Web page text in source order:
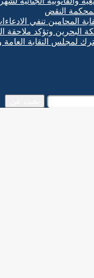
النقض
تنفي الادعاءات
وتؤكد ملاحقة
النقابة العامة